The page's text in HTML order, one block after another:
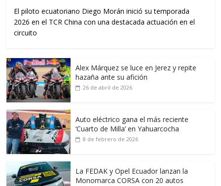
El piloto ecuatoriano Diego Morán inició su temporada
2026 en el TCR China con una destacada actuación en el
circuito
Alex Márquez se luce en Jerez y repite
hazaña ante su afición
26 de abril de 2026
Auto eléctrico gana el más reciente
‘Cuarto de Milla’ en Yahuarcocha
8 de febrero de 2026
La FEDAK y Opel Ecuador lanzan la
Monomarca CORSA con 20 autos